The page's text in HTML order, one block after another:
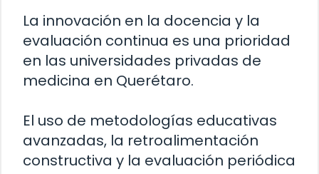
La innovación en la docencia y la
evaluación continua es una prioridad
en las universidades privadas de
medicina en Querétaro.
El uso de metodologías educativas
avanzadas, la retroalimentación
constructiva y la evaluación periódica